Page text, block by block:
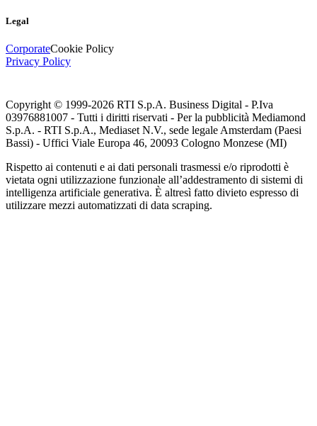
Legal
CorporateCookie Policy
Privacy Policy
Copyright © 1999-2026 RTI S.p.A. Business Digital - P.Iva
03976881007 - Tutti i diritti riservati - Per la pubblicità Mediamond
S.p.A. - RTI S.p.A., Mediaset N.V., sede legale Amsterdam (Paesi
Bassi) - Uffici Viale Europa 46, 20093 Cologno Monzese (MI)
Rispetto ai contenuti e ai dati personali trasmessi e/o riprodotti è
vietata ogni utilizzazione funzionale all’addestramento di sistemi di
intelligenza artificiale generativa. È altresì fatto divieto espresso di
utilizzare mezzi automatizzati di data scraping.